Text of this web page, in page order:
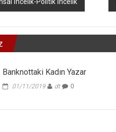
Banknottaki Kadın Yazar
01/11/2019 dt 0